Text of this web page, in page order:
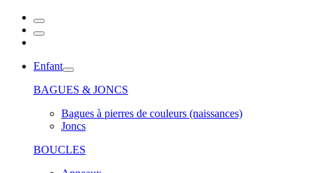
Enfant
BAGUES & JONCS
Bagues à pierres de couleurs (naissances)
Joncs
BOUCLES